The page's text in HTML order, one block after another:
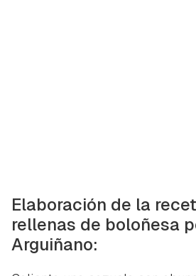
Elaboración de la
rellenas de boloñesa
Arguiñano: